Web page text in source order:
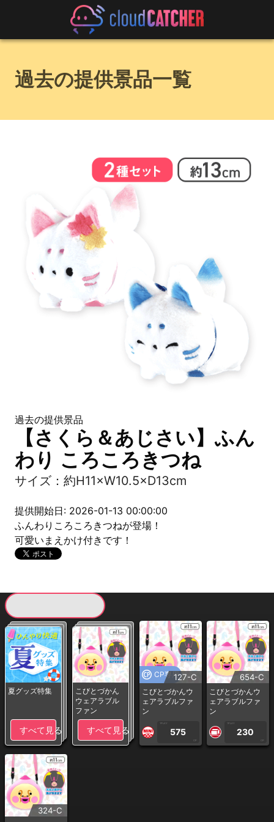
過去の提供景品一覧
過去の提供景品
【さくら＆あじさい】ふん
わり ころころきつね
サイズ：約H11×W10.5×D13cm
提供開始日: 2026-01-13 00:00:00
ふんわりころころきつねが登場！
可愛いまえかけ付きです！
夏グッズ特集
すべて見る
こびとづかん
ウェアラブル
ファン
すべて見る
CP専用127-C
こびとづかんウ
ェアラブルファ
ン
1PLAY
575
CP
654-C
こびとづかんウ
ェアラブルファ
ン
1PLAY
230
CP
324-C